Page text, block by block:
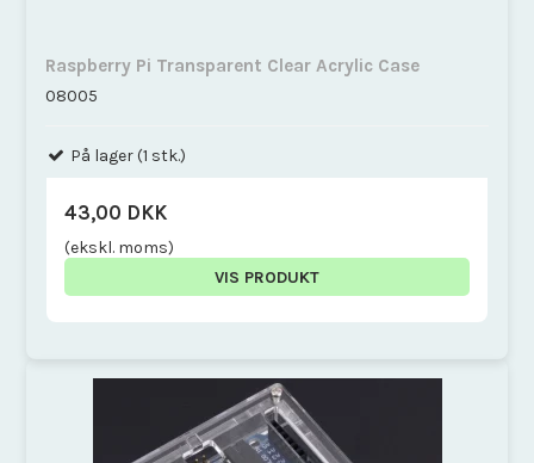
Raspberry Pi Transparent Clear Acrylic Case
08005
På lager (1 stk.)
43,00 DKK
(ekskl. moms)
VIS PRODUKT